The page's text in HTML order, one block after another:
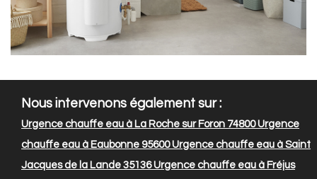
Nous intervenons également sur :
Urgence chauffe eau à La Roche sur Foron 74800Urgence
chauffe eau à Eaubonne 95600Urgence chauffe eau à Saint
Jacques de la Lande 35136Urgence chauffe eau à Fréjus